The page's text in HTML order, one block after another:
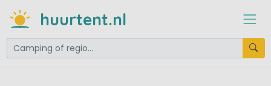
huurtent.nl